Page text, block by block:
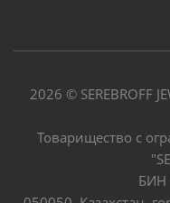
2026 © SEREBROFF
Товарищество с
БИН